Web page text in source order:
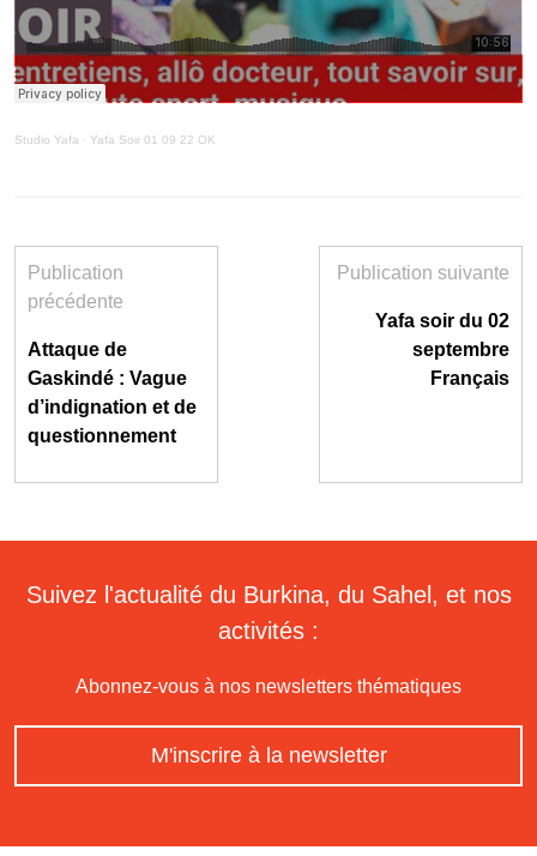
Studio Yafa · Yafa Soir 01 09 22 OK
Publication
précédente
Attaque de
Gaskindé : Vague
d’indignation et de
questionnement
Publication suivante
Yafa soir du 02
septembre
Français
Suivez l'actualité du Burkina, du Sahel, et nos
activités :
Abonnez-vous à nos newsletters thématiques
M'inscrire à la newsletter